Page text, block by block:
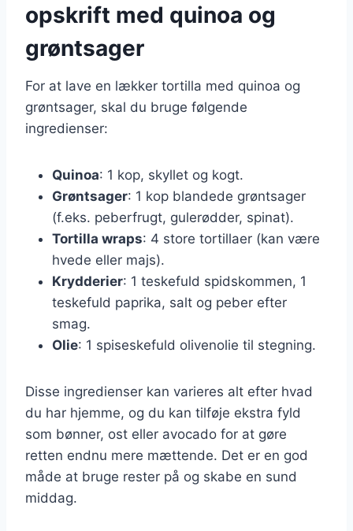
opskrift med quinoa og
grøntsager
For at lave en lækker tortilla med quinoa og
grøntsager, skal du bruge følgende
ingredienser:
Quinoa: 1 kop, skyllet og kogt.
Grøntsager: 1 kop blandede grøntsager
(f.eks. peberfrugt, gulerødder, spinat).
Tortilla wraps: 4 store tortillaer (kan være
hvede eller majs).
Krydderier: 1 teskefuld spidskommen, 1
teskefuld paprika, salt og peber efter
smag.
Olie: 1 spiseskefuld olivenolie til stegning.
Disse ingredienser kan varieres alt efter hvad
du har hjemme, og du kan tilføje ekstra fyld
som bønner, ost eller avocado for at gøre
retten endnu mere mættende. Det er en god
måde at bruge rester på og skabe en sund
middag.